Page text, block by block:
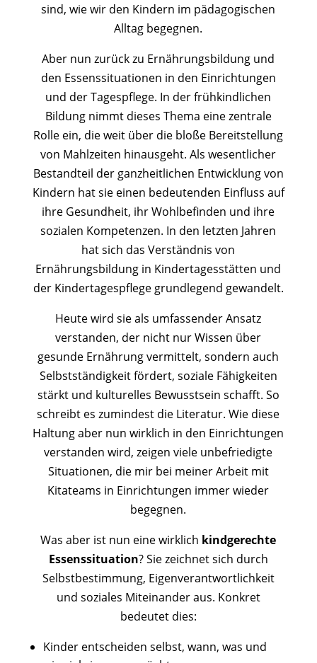
sind, wie wir den Kindern im pädagogischen
Alltag begegnen.
Aber nun zurück zu Ernährungsbildung und
den Essenssituationen in den Einrichtungen
und der Tagespflege. In der frühkindlichen
Bildung nimmt dieses Thema eine zentrale
Rolle ein, die weit über die bloße Bereitstellung
von Mahlzeiten hinausgeht. Als wesentlicher
Bestandteil der ganzheitlichen Entwicklung von
Kindern hat sie einen bedeutenden Einfluss auf
ihre Gesundheit, ihr Wohlbefinden und ihre
sozialen Kompetenzen. In den letzten Jahren
hat sich das Verständnis von
Ernährungsbildung in Kindertagesstätten und
der Kindertagespflege grundlegend gewandelt.
Heute wird sie als umfassender Ansatz
verstanden, der nicht nur Wissen über
gesunde Ernährung vermittelt, sondern auch
Selbstständigkeit fördert, soziale Fähigkeiten
stärkt und kulturelles Bewusstsein schafft. So
schreibt es zumindest die Literatur. Wie diese
Haltung aber nun wirklich in den Einrichtungen
verstanden wird, zeigen viele unbefriedigte
Situationen, die mir bei meiner Arbeit mit
Kitateams in Einrichtungen immer wieder
begegnen.
Was aber ist nun eine wirklich kindgerechte
Essenssituation? Sie zeichnet sich durch
Selbstbestimmung, Eigenverantwortlichkeit
und soziales Miteinander aus. Konkret
bedeutet dies:
Kinder entscheiden selbst, wann, was und